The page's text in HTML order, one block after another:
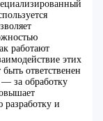
работают
этих
ответственен
за обработку
и